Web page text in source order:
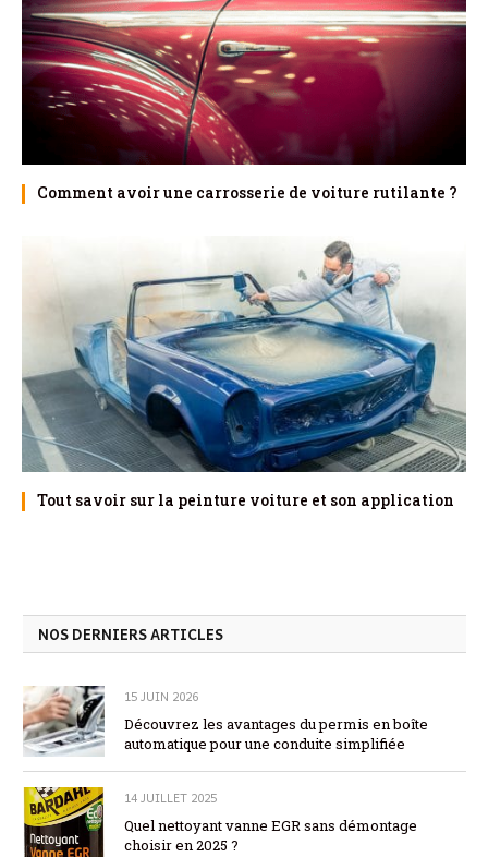
Comment avoir une carrosserie de voiture rutilante ?
Tout savoir sur la peinture voiture et son application
NOS DERNIERS ARTICLES
15 JUIN 2026
Découvrez les avantages du permis en boîte
automatique pour une conduite simplifiée
14 JUILLET 2025
Quel nettoyant vanne EGR sans démontage
choisir en 2025 ?